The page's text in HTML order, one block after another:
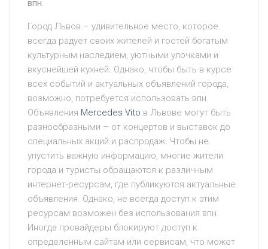
впн.
Город Львов – удивительное место, которое
всегда радует своих жителей и гостей богатым
культурным наследием, уютными улочками и
вкуснейшей кухней. Однако, чтобы быть в курсе
всех событий и актуальных объявлений города,
возможно, потребуется использовать впн.
Объявления Mercedes Vito в Львове могут быть
разнообразными – от концертов и выставок до
специальных акций и распродаж. Чтобы не
упустить важную информацию, многие жители
города и туристы обращаются к различным
интернет-ресурсам, где публикуются актуальные
объявления. Однако, не всегда доступ к этим
ресурсам возможен без использования впн.
Иногда провайдеры блокируют доступ к
определенным сайтам или сервисам, что может